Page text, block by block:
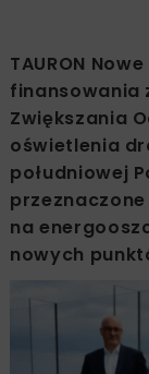
TAURON
finansowania
Zwiększania
oświetlenia
południowej
na
nowych